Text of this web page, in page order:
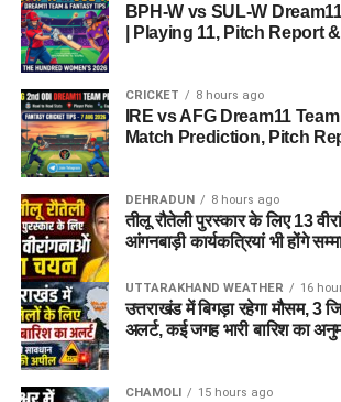
BPH-W vs SUL-W
| Playing 11, Pitch Report
CRICKET 8 hours ago
IRE vs AFG Dream11
Match Prediction, Pitch
DEHRADUN 8 hours ago
तीलू रौतेली पुरस्कार के लिए 13
आंगनबाड़ी कार्यकत्रियां भी होंगे
UTTARAKHAND WEATHER 16
उत्तराखंड में बिगड़ा रहेगा मौसम, 3
अलर्ट, कई जगह भारी बारिश का
CHAMOLI 15 hours ago